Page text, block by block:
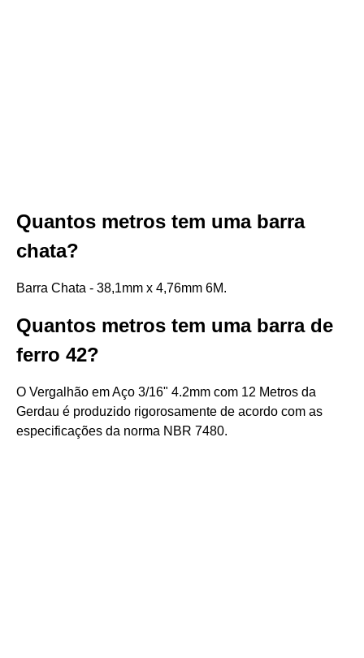
Quantos metros tem uma barra
chata?
Barra Chata - 38,1mm x 4,76mm 6M.
Quantos metros tem uma barra de
ferro 42?
O Vergalhão em Aço 3/16" 4.2mm com 12 Metros da
Gerdau é produzido rigorosamente de acordo com as
especificações da norma NBR 7480.